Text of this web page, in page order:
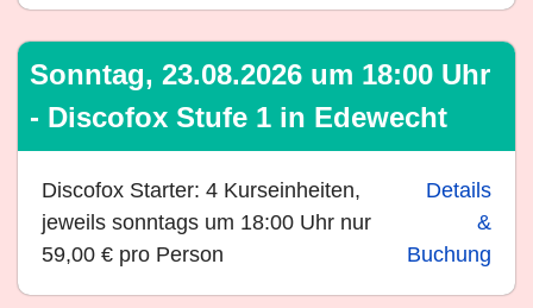
Sonntag, 23.08.2026 um 18:00 Uhr
- Discofox Stufe 1 in Edewecht
Discofox Starter: 4 Kurseinheiten,
jeweils sonntags um 18:00 Uhr nur
59,00 € pro Person
Details
&
Buchung